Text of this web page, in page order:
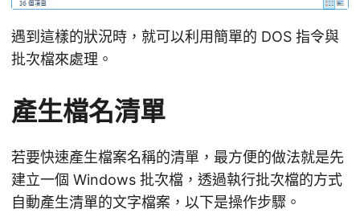
遇到這樣的狀況時，就可以利用簡單的 DOS 指令與
批次檔來處理。
產生檔名清單
若要快速產生檔案名稱的清單，最方便的做法就是先
建立一個 Windows 批次檔，透過執行批次檔的方式
自動產生清單的文字檔案，以下是操作步驟。